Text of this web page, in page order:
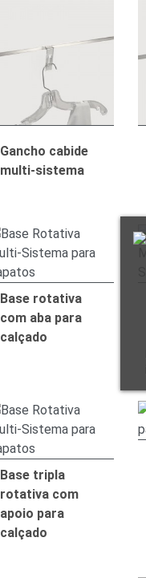
Gancho cabide
multi-sistema
Base rotativa
com aba para
calçado
Base tripla
rotativa com
apoio para
calçado